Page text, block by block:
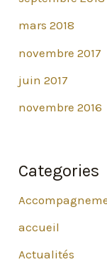
mars 2018
novembre 2017
juin 2017
novembre 2016
Categories
accueil
Actualités